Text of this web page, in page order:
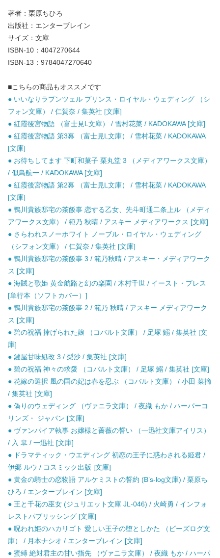
著者：栗原ちひろ
出版社：エンターブレイン
サイズ：文庫
ISBN-10：4047270644
ISBN-13：9784047270640
■こちらの商品もオススメです
● いいなりラプンツェル プリンス・ロイヤル・ウェディング （シ
フォン文庫） / 仁賀奈 / 集英社 [文庫]
● 紅霞後宮物語 （富士見L文庫） / 雪村花菜 / KADOKAWA [文庫]
● 紅霞後宮物語 第3幕 （富士見L文庫） / 雪村花菜 / KADOKAWA
[文庫]
● お待ちしてます 下町和菓子 栗丸堂 3 （メディアワークス文庫）
/ 似鳥航一 / KADOKAWA [文庫]
● 紅霞後宮物語 第2幕 （富士見L文庫） / 雪村花菜 / KADOKAWA
[文庫]
● 鴨川貴族邸宅の茶飯事 恋する乙女、先斗町通二条上ル （メディ
アワークス文庫） / 範乃 秋晴 / アスキー メディアワークス [文庫]
● さらわれスノーホワイト ノーブル・ロイヤル・ウェディング
（シフォン文庫） / 仁賀奈 / 集英社 [文庫]
● 鴨川貴族邸宅の茶飯事 3 / 範乃秋晴 / アスキー・メディアワーク
ス [文庫]
● 海賊と歌姫 黄金航路と幻の楽園 / 木村千世 / イースト・プレス
[単行本（ソフトカバー）]
● 鴨川貴族邸宅の茶飯事 2 / 範乃 秋晴 / アスキー メディアワーク
ス [文庫]
● 碧の祝福 捧げられた娘 （コバルト文庫） / 足塚 鰯 / 集英社 [文
庫]
● 鍵屋甘味処改 3 / 梨沙 / 集英社 [文庫]
● 碧の祝福 神々の求愛 （コバルト文庫） / 足塚 鰯 / 集英社 [文庫]
● 花嫁の選択 風の国の妃は春を忍ぶ （コバルト文庫） / 小田 菜摘
/ 集英社 [文庫]
● 偽りのウェディング （ヴァニラ文庫） / 夜織 もか / ハーパーコ
リンズ・ ジャパン [文庫]
● ヴァンパイア執事 お嬢様と薔薇の誓い （一迅社文庫アイリス）
/ 入 皐 / 一迅社 [文庫]
● ドラマティック・ウエディング 初恋の王子に惑わされる姫君 /
伊郷 ルウ / コスミック出版 [文庫]
● 黄金の騎士の恋物語 アルケミストの誓約 (B’s-log文庫) / 栗原ち
ひろ / エンターブレイン [文庫]
● 王と千花の巫女 (ジュリエット文庫 JL-046) / 火崎勇 / インフォ
レストパブリッシング [文庫]
● 呪われ姫のハカリゴト 愛しい王子の堕としかた （ビーズログ文
庫） / 月本ナシオ / エンターブレイン [文庫]
● 蜜縛 絶対君主の甘い指先 （ヴァニラ文庫） / 夜織 もか / ハーパ